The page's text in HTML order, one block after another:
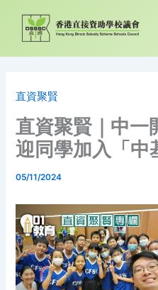
要
直資聚賢
直資聚賢｜中一
迎同學加入「中
05/11/2024